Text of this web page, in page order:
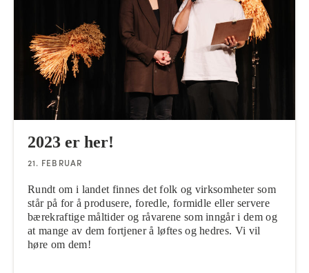
2023 er her!
21. FEBRUAR
Rundt om i landet finnes det folk og virksomheter som
står på for å produsere, foredle, formidle eller servere
bærekraftige måltider og råvarene som inngår i dem og
at mange av dem fortjener å løftes og hedres. Vi vil
høre om dem!